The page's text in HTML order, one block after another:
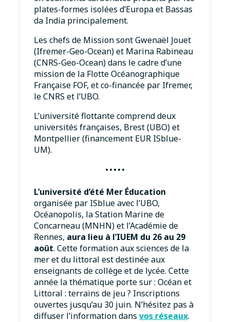
plates-formes isolées d’Europa et Bassas
da India principalement.
Les chefs de Mission sont Gwenaël Jouet
(Ifremer-Geo-Ocean) et Marina Rabineau
(CNRS-Geo-Ocean) dans le cadre d’une
mission de la Flotte Océanographique
Française FOF, et co-financée par Ifremer,
le CNRS et l’UBO.
L’université flottante comprend deux
universités françaises, Brest (UBO) et
Montpellier (financement EUR ISblue-
UM).
·····
L’université d’été Mer Éducation
organisée par ISblue avec l’UBO,
Océanopolis, la Station Marine de
Concarneau (MNHN) et l’Académie de
Rennes, aura lieu à l’IUEM du 26 au 29
août. Cette formation aux sciences de la
mer et du littoral est destinée aux
enseignants de collège et de lycée. Cette
année la thématique porte sur : Océan et
Littoral : terrains de jeu ? Inscriptions
ouvertes jusqu’au 30 juin. N’hésitez pas à
diffuser l’information dans vos réseaux.